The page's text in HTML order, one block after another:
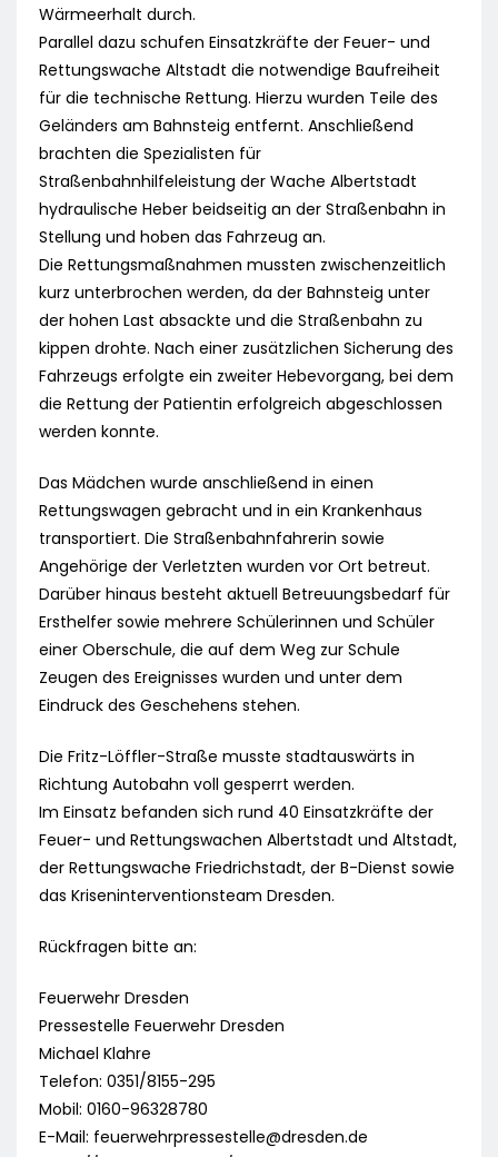
Wärmeerhalt durch.
Parallel dazu schufen Einsatzkräfte der Feuer- und
Rettungswache Altstadt die notwendige Baufreiheit
für die technische Rettung. Hierzu wurden Teile des
Geländers am Bahnsteig entfernt. Anschließend
brachten die Spezialisten für
Straßenbahnhilfeleistung der Wache Albertstadt
hydraulische Heber beidseitig an der Straßenbahn in
Stellung und hoben das Fahrzeug an.
Die Rettungsmaßnahmen mussten zwischenzeitlich
kurz unterbrochen werden, da der Bahnsteig unter
der hohen Last absackte und die Straßenbahn zu
kippen drohte. Nach einer zusätzlichen Sicherung des
Fahrzeugs erfolgte ein zweiter Hebevorgang, bei dem
die Rettung der Patientin erfolgreich abgeschlossen
werden konnte.
Das Mädchen wurde anschließend in einen
Rettungswagen gebracht und in ein Krankenhaus
transportiert. Die Straßenbahnfahrerin sowie
Angehörige der Verletzten wurden vor Ort betreut.
Darüber hinaus besteht aktuell Betreuungsbedarf für
Ersthelfer sowie mehrere Schülerinnen und Schüler
einer Oberschule, die auf dem Weg zur Schule
Zeugen des Ereignisses wurden und unter dem
Eindruck des Geschehens stehen.
Die Fritz-Löffler-Straße musste stadtauswärts in
Richtung Autobahn voll gesperrt werden.
Im Einsatz befanden sich rund 40 Einsatzkräfte der
Feuer- und Rettungswachen Albertstadt und Altstadt,
der Rettungswache Friedrichstadt, der B-Dienst sowie
das Kriseninterventionsteam Dresden.
Rückfragen bitte an:
Feuerwehr Dresden
Pressestelle Feuerwehr Dresden
Michael Klahre
Telefon: 0351/8155-295
Mobil: 0160-96328780
E-Mail: feuerwehrpressestelle@dresden.de